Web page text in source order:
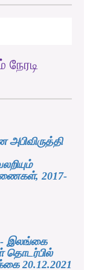
2017-
- இலங்கை
தொடர்பில்
20.12.2021